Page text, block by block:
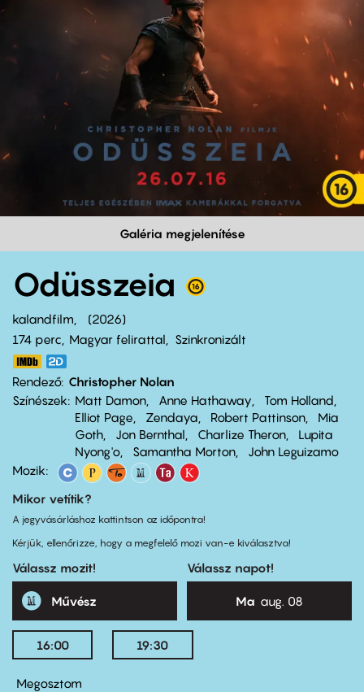
Galéria megjelenítése
Odüsszeia
kalandfilm
2026
174 perc,
Magyar felirattal Szinkronizált
Rendező Christopher Nolan
Színészek
Matt Damon Anne Hathaway
Tom Holland
Elliot Page
Zendaya Robert Pattinson
Mia
Goth
Jon Bernthal Charlize Theron
Lupita
Nyong'o
Samantha Morton
John Leguizamo
Mozik:
Mikor vetítik?
A jegyvásárláshoz kattintson az időpontra!
Kérjük, ellenőrizze, hogy a megfelelő mozi van-e kiválasztva!
Válassz mozit!
Művész
Válassz napot!
Ma aug. 08
16:00 19:30
Megosztom